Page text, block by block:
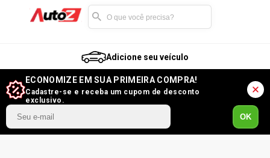
Adicione seu veículo
ECONOMIZE EM SUA PRIMEIRA COMPRA!
Cadastre-se e receba um cupom de desconto
exclusivo.
OK